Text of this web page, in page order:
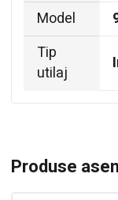
Model
Tip
utilaj
Produse